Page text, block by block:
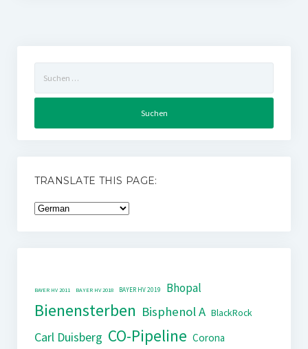
nach:
TRANSLATE THIS PAGE:
BAYER HV 2011 BAYER HV 2018 BAYER HV 2019 Bhopal
Bienensterben Bisphenol A BlackRock
Carl Duisberg CO-Pipeline Corona